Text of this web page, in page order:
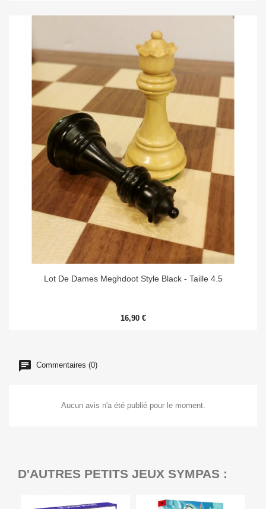
Lot De Dames Meghdoot Style Black - Taille 4.5
16,90 €
Commentaires (0)
Aucun avis n'a été publié pour le moment.
D'AUTRES PETITS JEUX SYMPAS :